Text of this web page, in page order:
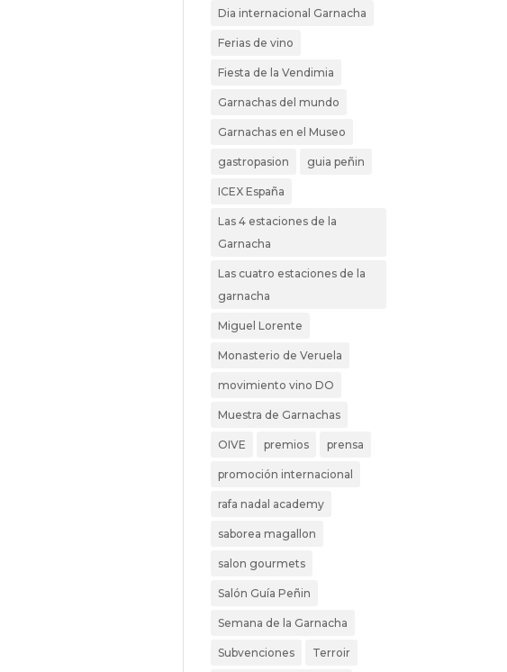
Dia internacional Garnacha
Ferias de vino
Fiesta de la Vendimia
Garnachas del mundo
Garnachas en el Museo
gastropasion guia peñin
ICEX España
Las 4 estaciones de la
Garnacha
Las cuatro estaciones de la
garnacha
Miguel Lorente
Monasterio de Veruela
movimiento vino DO
Muestra de Garnachas
OIVE premios prensa
promoción internacional
rafa nadal academy
saborea magallon
salon gourmets
Salón Guía Peñin
Semana de la Garnacha
Subvenciones Terroir